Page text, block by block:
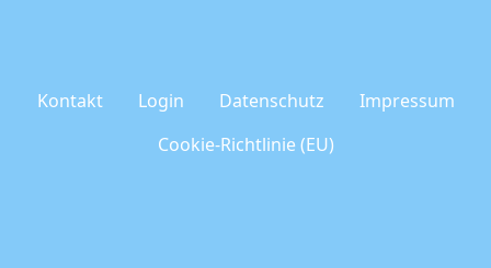
Kontakt Login Datenschutz
Impressum
Cookie-Richtlinie (EU)